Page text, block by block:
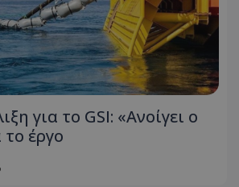
για το GSI: «Ανοίγει ο
το έργο
.lifenewscy.tothemaonline.com